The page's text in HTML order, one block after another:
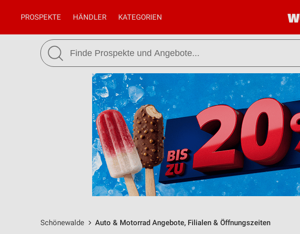
PROSPEKTE HÄNDLER KATEGORIEN
Schönewalde Auto & Motorrad Angebote, Filialen & Öffnungszeiten